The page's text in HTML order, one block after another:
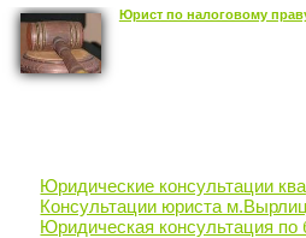
Юрист по налоговому
Юридические консультации
Консультации юриста
Юридическая консультация по